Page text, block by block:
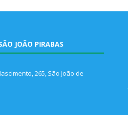
JOÃO PIRABAS
265, São João de